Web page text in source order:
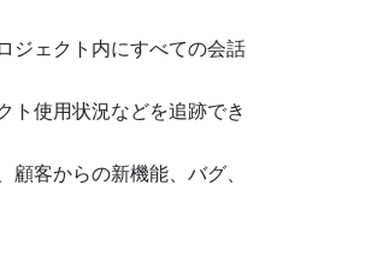
ジェクト内にすべての会話
ト使用状況などを追跡でき
客からの新機能、バグ、